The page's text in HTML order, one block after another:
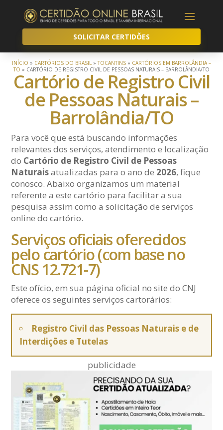
SOLICITAR CERTIDÕES
INÍCIO » CARTÓRIOS DO BRASIL »TOCANTINS » CARTÓRIOS EM BARROLÂNDIA –
TO » CARTÓRIO DE REGISTRO CIVIL DE PESSOAS NATURAIS – BARROLÂNDIA/TO
Cartório de Registro Civil
de Pessoas Naturais –
Barrolândia/TO
Para você que está buscando informações
relevantes dos serviços, atendimento e localização
do Cartório de Registro Civil de Pessoas
Naturaisatualizadas para o ano de 2026, fique
conosco. Abaixo organizamos um material
referente a este cartório para facilitar a sua
pesquisa assim como a solicitação de serviços
online do cartório.
Serviços oficiais oferecidos
pelo cartório (com base no
CNS 12.721-7)
Este ofício, em sua página oficial no site do CNJ
oferece os seguintes serviços cartorários:
Registro Civil das Pessoas Naturais e de
Interdições e Tutelas
publicidade